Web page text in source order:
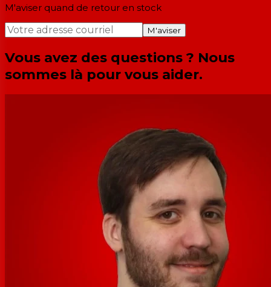
M'aviser quand de retour en stock
M'aviser
Vous avez des questions ? Nous
sommes là pour vous aider.